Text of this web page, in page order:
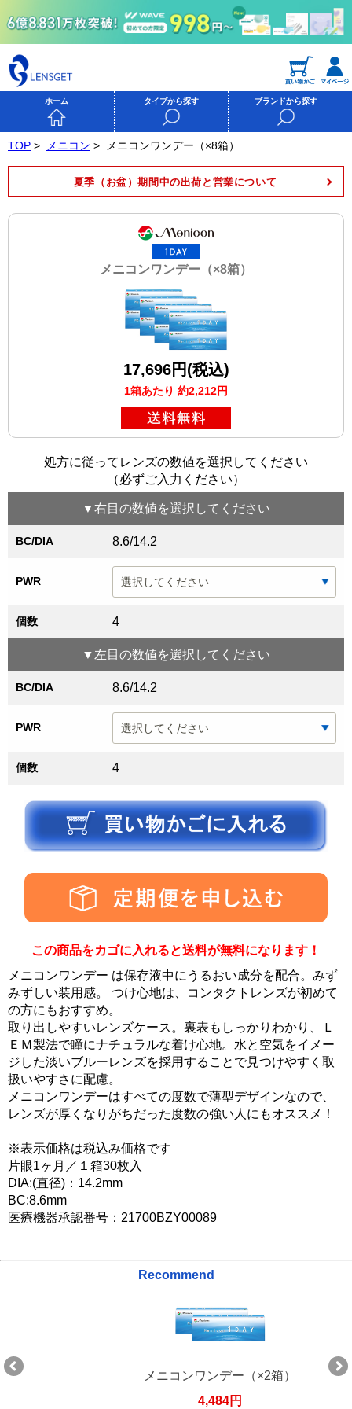
ホーム タイプから探す ブランドから探す
TOP > メニコン > メニコンワンデー（×8箱）
夏季（お盆）期間中の出荷と営業について
メニコンワンデー（×8箱）
17,696円(税込)
1箱あたり 約2,212円
処方に従ってレンズの数値を選択してください
（必ずご入力ください）
▼右目 の数値を選択してください
BC/DIA 8.6/14.2
PWR
個数 4
▼ 左目 の数値を選択してください
BC/DIA 8.6/14.2
PWR
個数 4
この商品をカゴに入れると送料が無料になります！
メニコンワンデー は保存液中にうるおい成分を配合。みず
みずしい装用感。 つけ心地は、コンタクトレンズが初めて
の方にもおすすめ。
取り出しやすいレンズケース。裏表もしっかりわかり、Ｌ
ＥＭ製法で瞳にナチュラルな着け心地。水と空気をイメー
ジした淡いブルーレンズを採用することで見つけやすく取
扱いやすさに配慮。
メニコンワンデーはすべての度数で薄型デザインなので、
レンズが厚くなりがちだった度数の強い人にもオススメ！
※表示価格は税込み価格です
片眼1ヶ月／１箱30枚入
DIA:(直径)：14.2mm
BC:8.6mm
医療機器承認番号：21700BZY00089
Recommend
メニコンワンデー（×2箱）
4,484円